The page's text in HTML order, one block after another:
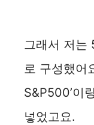
그래서 저는
로 구성했어
S&P500’이
넣었고요.